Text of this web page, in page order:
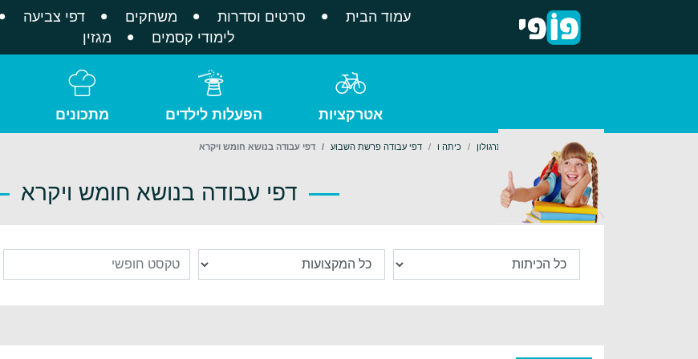
עמוד הבית סרטים וסדרות משחקים דפי צביעה
לימודי קסמים
מגזין
אטרקציות הפעלות לילדים מתכונים
עמוד הבית תרגולון כיתה ו דפי עבודה פרשת השבוע דפי עבודה בנושא חומש ויקרא
דפי עבודה בנושא חומש ויקרא